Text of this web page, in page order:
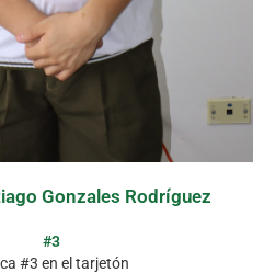
Gonzales Rodríguez
#3
#3 en el tarjetón